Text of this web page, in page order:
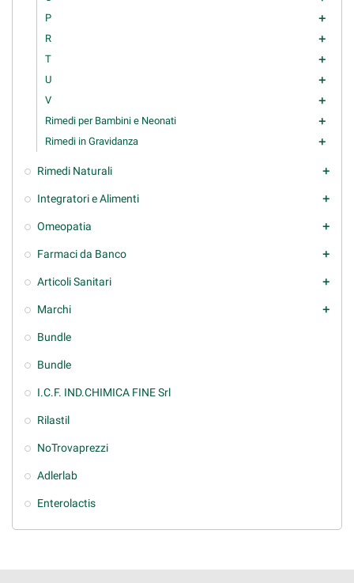
P add
R add
T add
U add
V add
Rimedi per Bambini e Neonati add
Rimedi in Gravidanza add
Rimedi Naturali add
Integratori e Alimenti add
Omeopatia add
Farmaci da Banco add
Articoli Sanitari add
Marchi add
Bundle
Bundle
I.C.F. IND.CHIMICA FINE Srl
Rilastil
NoTrovaprezzi
Adlerlab
Enterolactis